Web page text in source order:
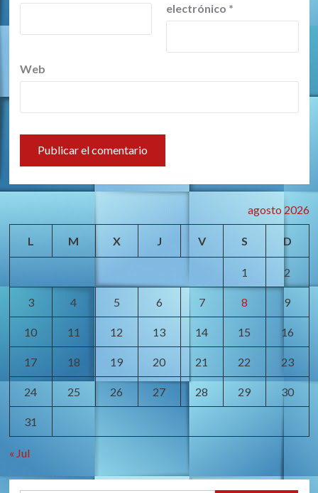
electrónico *
Web
agosto 2026
L M X J V S D
1 2
3 4 5 6 7 8 9
10 11 12 13 14 15 16
17 18 19 20 21 22 23
24 25 26 27 28 29 30
31
« Jul